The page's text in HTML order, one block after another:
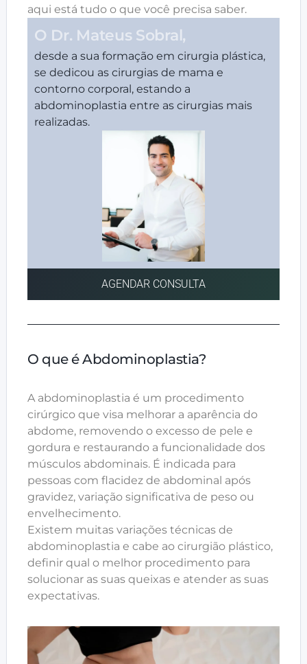
aqui está tudo o que você precisa saber.
O Dr. Mateus Sobral,
desde a sua formação em cirurgia plástica,
se dedicou as cirurgias de mama e
contorno corporal, estando a
abdominoplastia entre as cirurgias mais
realizadas.
AGENDAR CONSULTA
O que é Abdominoplastia?
A abdominoplastia é um procedimento
cirúrgico que visa melhorar a aparência do
abdome, removendo o excesso de pele e
gordura e restaurando a funcionalidade dos
músculos abdominais. É indicada para
pessoas com flacidez de abdominal após
gravidez, variação significativa de peso ou
envelhecimento.
Existem muitas variações técnicas de
abdominoplastia e cabe ao cirurgião plástico,
definir qual o melhor procedimento para
solucionar as suas queixas e atender as suas
expectativas.